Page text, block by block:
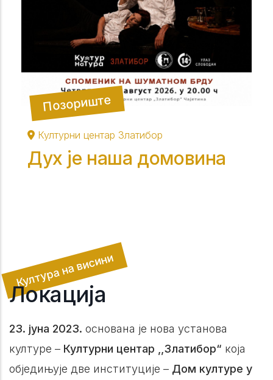
Позориште
Културни центар Златибор
Дух је наша домовина
Култура на висини
Локација
23. јуна 2023. основана је нова установа
културе – Културни центар ,,Златибор“ која
обједињује две институције – Дом културе у